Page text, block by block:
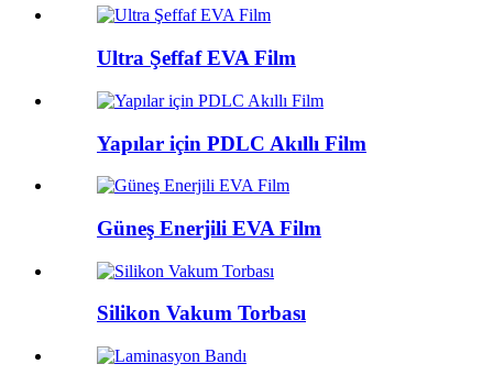
Ultra Şeffaf EVA Film
Yapılar için PDLC Akıllı Film
Güneş Enerjili EVA Film
Silikon Vakum Torbası